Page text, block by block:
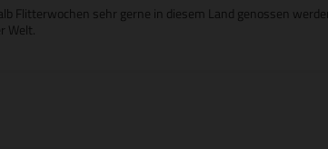
Flitterwochen sehr gerne in diesem Land genossen
Welt.